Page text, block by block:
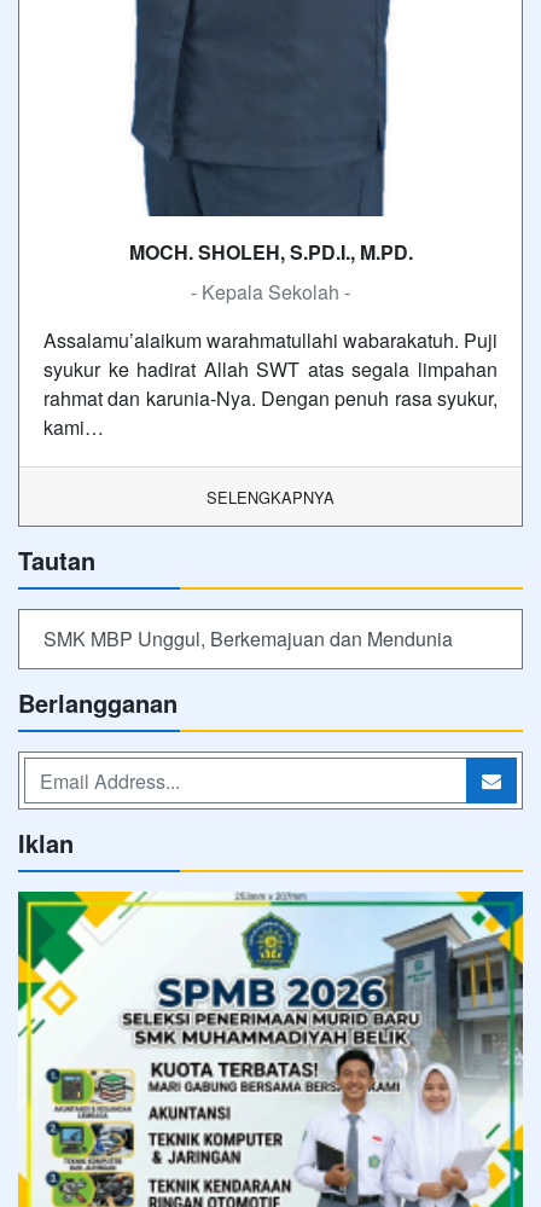
MOCH. SHOLEH, S.PD.I., M.PD.
- Kepala Sekolah -
Assalamu’alaikum warahmatullahi wabarakatuh. Puji
syukur ke hadirat Allah SWT atas segala limpahan
rahmat dan karunia-Nya. Dengan penuh rasa syukur,
kami…
SELENGKAPNYA
Tautan
SMK MBP Unggul, Berkemajuan dan Mendunia
Berlangganan
Iklan